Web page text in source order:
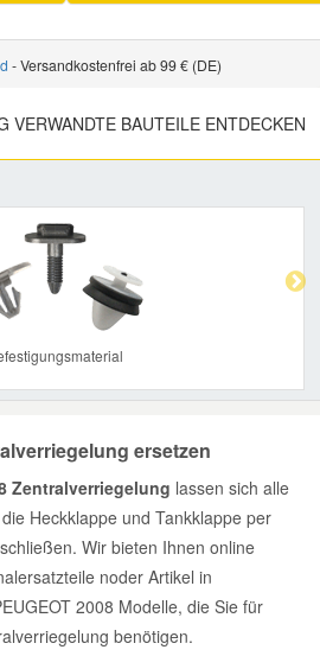
- Versandkostenfrei ab 99 € (DE)
VERWANDTE BAUTEILE ENTDECKEN
ersetzen
Zentralverriegelung lassen sich alle
Heckklappe und Tankklappe per
Wir bieten Ihnen online
noder Artikel in
2008 Modelle, die Sie für
benötigen.